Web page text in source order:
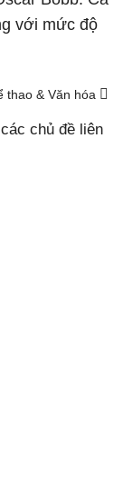
với mức độ
thao & Văn hóa
chủ đề liên